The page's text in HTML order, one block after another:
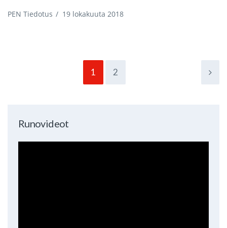
PEN Tiedotus / 19 lokakuuta 2018
1 2
Runovideot